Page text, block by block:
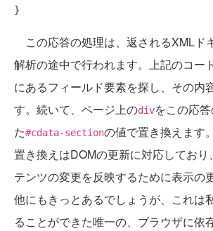
この応答の処理は、返されるXMLド
解析の途中で行われます。上記のコー
にあるフィールド要素を探し、その内
す。続いて、ページ上のdivをこの応
た#cdata-sectionの値で置き換えます
置き換えはDOMの更新に対応してお
テンツの変更を反映するために表示の
他にもきっとあるでしょうが、これは
ることができた唯一の、ブラウザに依